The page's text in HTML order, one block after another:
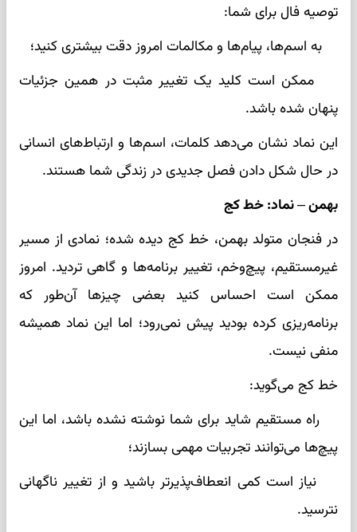
توصیه فال برای شما:
به اسم‌ها، پیام‌ها و مکالمات امروز دقت بیشتری کنید؛
ممکن است کلید یک تغییر مثبت در همین جزئیات
پنهان شده باشد.
این نماد نشان می‌دهد کلمات، اسم‌ها و ارتباط‌های انسانی
در حال شکل دادن فصل جدیدی در زندگی شما هستند.
بهمن – نماد: خط کج
در فنجان متولد بهمن، خط کج دیده شده؛ نمادی از مسیر
غیرمستقیم، پیچ‌وخم، تغییر برنامه‌ها و گاهی تردید. امروز
ممکن است احساس کنید بعضی چیزها آن‌طور که
برنامه‌ریزی کرده بودید پیش نمی‌رود؛ اما این نماد همیشه
منفی نیست.
خط کج می‌گوید:
راه مستقیم شاید برای شما نوشته نشده باشد، اما این
پیچ‌ها می‌توانند تجربیات مهمی بسازند؛
نیاز است کمی انعطاف‌پذیرتر باشید و از تغییر ناگهانی
نترسید.